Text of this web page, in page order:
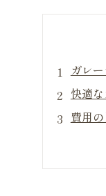
ガレ
快適
費用
設計